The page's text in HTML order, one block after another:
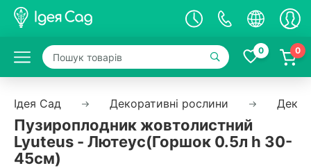
0 0
Ідея Сад Декоративні рослини
Пузироплодник жовтолистний
Lyuteus - Лютеус(Горшок 0.5л h 30-
45см)